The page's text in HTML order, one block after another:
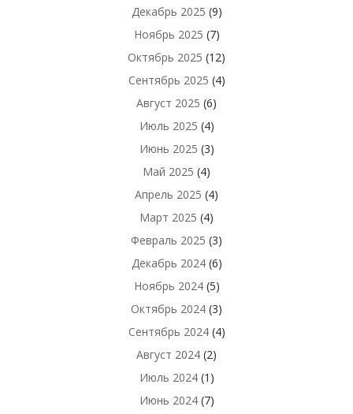
Декабрь 2025 (9)
Ноябрь 2025 (7)
Октябрь 2025 (12)
Сентябрь 2025 (4)
Август 2025 (6)
Июль 2025 (4)
Июнь 2025 (3)
Май 2025 (4)
Апрель 2025 (4)
Март 2025 (4)
Февраль 2025 (3)
Декабрь 2024(6)
Ноябрь 2024(5)
Октябрь 2024 (3)
Сентябрь 2024(4)
Август 2024 (2)
Июль 2024(1)
Июнь 2024(7)